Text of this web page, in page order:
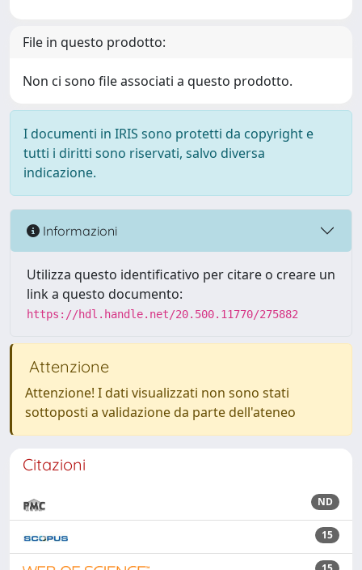
File in questo prodotto:
Non ci sono file associati a questo prodotto.
I documenti in IRIS sono protetti da copyright e
tutti i diritti sono riservati, salvo diversa
indicazione.
Informazioni
Utilizza questo identificativo per citare o creare un
link a questo documento:
https://hdl.handle.net/20.500.11770/275882
Attenzione
Attenzione! I dati visualizzati non sono stati
sottoposti a validazione da parte dell'ateneo
Citazioni
ND
15